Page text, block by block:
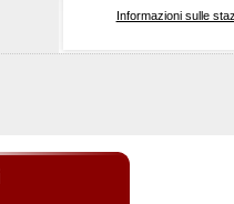
Informazioni sulle